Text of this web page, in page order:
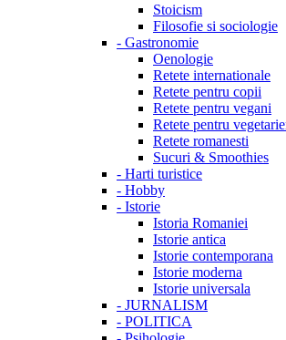
Stoicism
Filosofie si sociologie
- Gastronomie
Oenologie
Retete internationale
Retete pentru copii
Retete pentru vegani
Retete pentru
Retete romanesti
Sucuri & Smoothies
- Harti turistice
- Hobby
- Istorie
Istoria Romaniei
Istorie antica
Istorie contemporana
Istorie moderna
Istorie universala
- JURNALISM
- POLITICA